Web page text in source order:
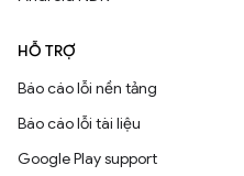
HỖ TRỢ
Báo cáo lỗi nền tảng
Báo cáo lỗi tài liệu
Google Play support